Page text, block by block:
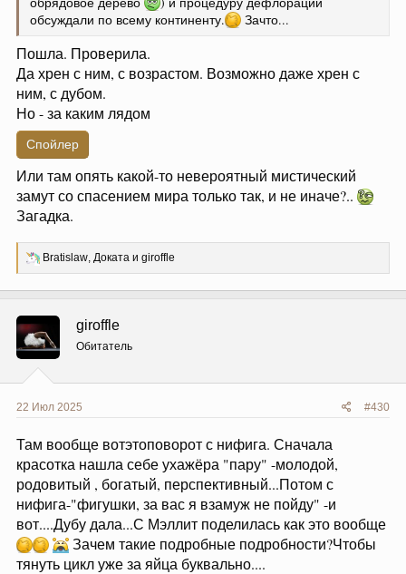
обсуждали по всему континенту.
Зачто...
Пошла. Проверила.
Да хрен с ним, с возрастом. Возможно даже хрен с
ним, с дубом.
Но - за каким лядом
Спойлер
Или там опять какой-то невероятный мистический
замут со спасением мира только так, и не иначе?..
Загадка.
Р
ц
и
и
:
Bratislaw Доката и giroffle
giroffle
Обитатель
22 Июл 2025 #430
Там вообще вотэтоповорот с нифига. Сначала
красотка нашла себе ухажёра "пару" -молодой,
родовитый , богатый, перспективный...Потом с
нифига-"фигушки, за вас я взамуж не пойду" -и
вот....Дубу дала...С Мэллит поделилась как это вообще
Зачем такие подробные подробности?Чтобы
тянуть цикл уже за яйца буквально....